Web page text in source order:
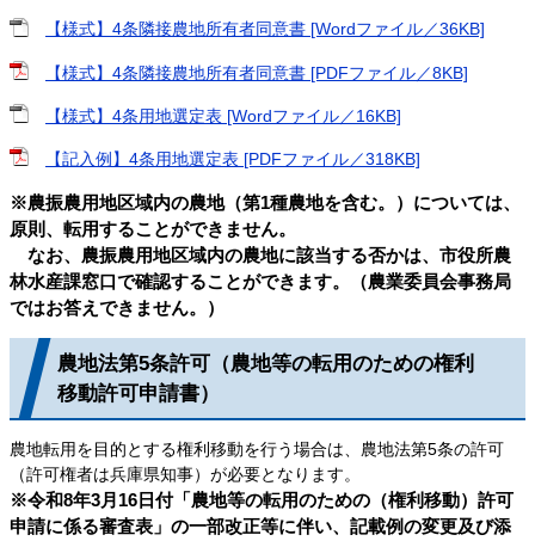
【様式】4条隣接農地所有者同意書 [Wordファイル／36KB]
【様式】4条隣接農地所有者同意書 [PDFファイル／8KB]
【様式】4条用地選定表 [Wordファイル／16KB]
【記入例】4条用地選定表 [PDFファイル／318KB]
※農振農用地区域内の農地（第1種農地を含む。）については、
原則、転用することができません。
なお、農振農用地区域内の農地に該当する否かは、市役所農
林水産課窓口で確認することができます。（農業委員会事務局
ではお答えできません。）
農地法第5条許可（農地等の転用のための権利
移動許可申請書）
農地転用を目的とする権利移動を行う場合は、農地法第5条の許可
（許可権者は兵庫県知事）が必要となります。
※令和8年3月16日付「農地等の転用のための（権利移動）許可
申請に係る審査表」の一部改正等に伴い、記載例の変更及び添